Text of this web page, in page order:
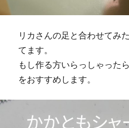
リカさんの足と合わせてみ
てます。
もし作る方いらっしゃった
をおすすめします。